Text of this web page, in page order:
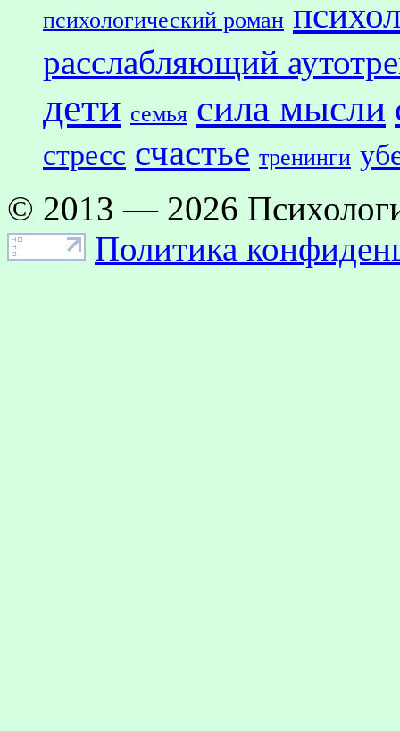
психологический роман
расслабляющий
дети семья сила мысли
стресс счастье тренинги
© 2013 — 2026
Политика